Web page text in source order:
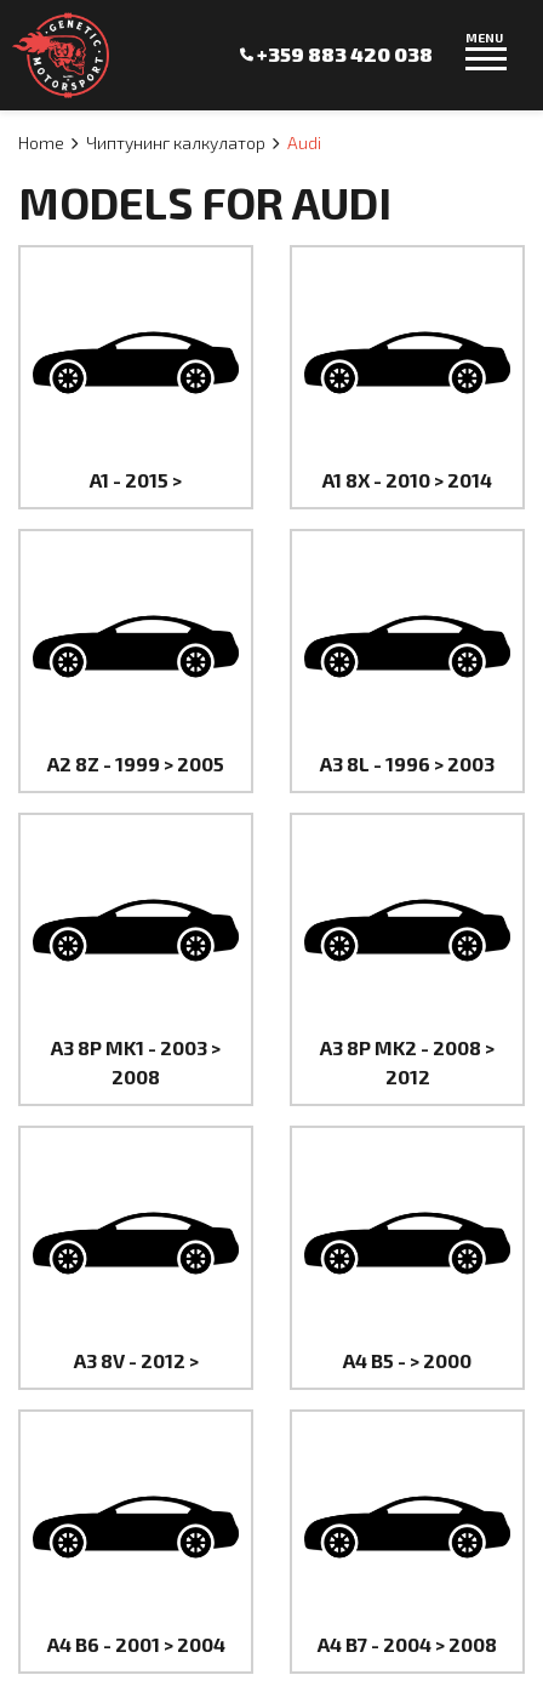
+359 883 420 038
MENU
Home Чиптунинг калкулатор Audi
MODELS FOR AUDI
A1 - 2015 > A1 8X - 2010 > 2014
A2 8Z - 1999 > 2005 A3 8L - 1996 > 2003
A3 8P MK1 - 2003 >
2008
A3 8P MK2 - 2008 >
2012
A3 8V - 2012 > A4 B5 - > 2000
A4 B6 - 2001 > 2004 A4 B7 - 2004 > 2008